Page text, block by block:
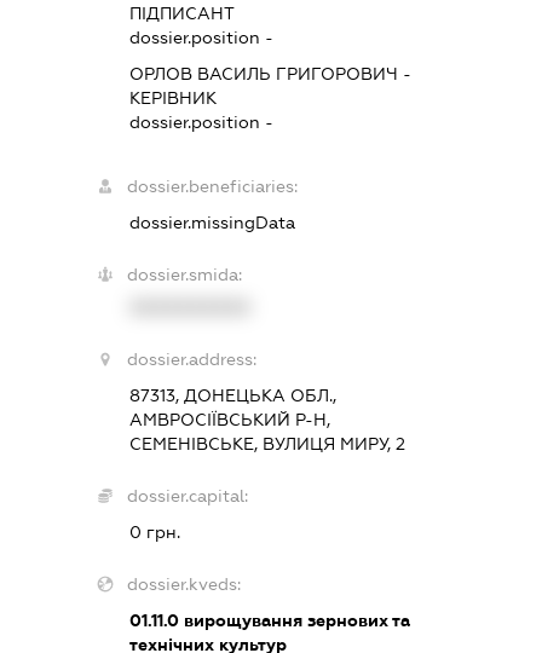
ПІДПИСАНТ
dossier.position -
ОРЛОВ ВАСИЛЬ ГРИГОРОВИЧ -
КЕРІВНИК
dossier.position -
dossier.beneficiaries:
dossier.missingData
dossier.smida:
dossier.address:
87313, ДОНЕЦЬКА ОБЛ.,
АМВРОСІЇВСЬКИЙ Р-Н,
СЕМЕНІВСЬКЕ, ВУЛИЦЯ МИРУ, 2
dossier.capital:
0 грн.
dossier.kveds:
01.11.0вирощування зернових та
технічних культур